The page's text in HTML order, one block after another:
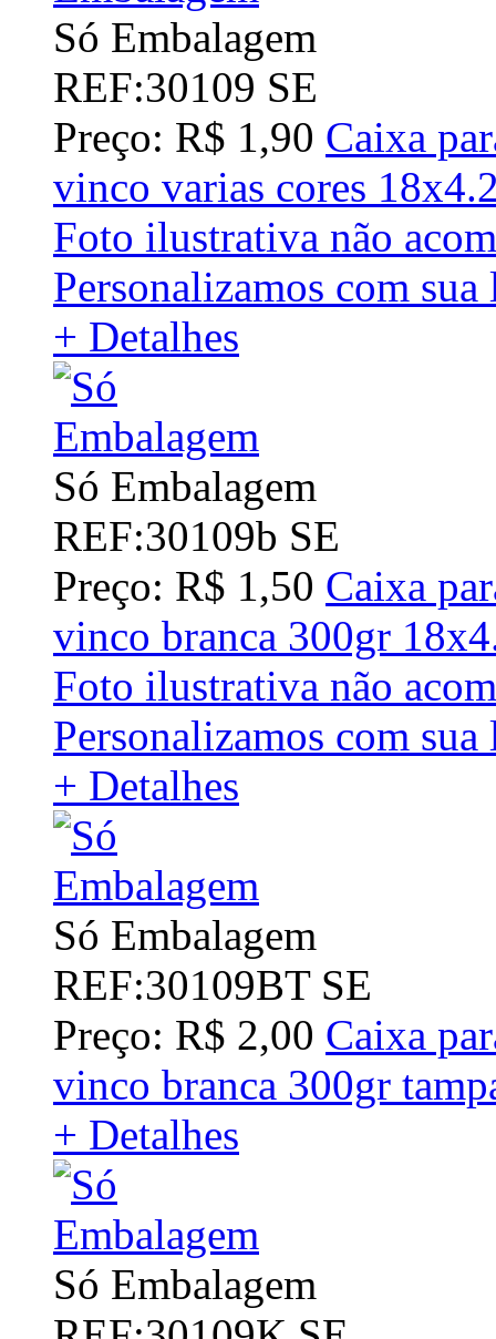
Só Embalagem
REF:30109 SE
Preço: R$ 1,90 Caixa
vinco varias cores
Foto ilustrativa não
Personalizamos com
+ Detalhes
Só Embalagem
REF:30109b SE
Preço: R$ 1,50 Caixa
vinco branca 300gr
Foto ilustrativa não
Personalizamos com
+ Detalhes
Só Embalagem
REF:30109BT SE
Preço: R$ 2,00 Caixa
vinco branca 300gr
+ Detalhes
Só Embalagem